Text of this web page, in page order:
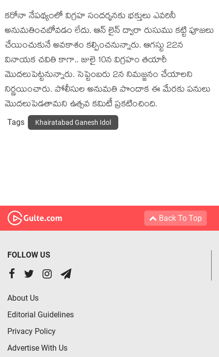
కరోనా నేపథ్యంలో విగ్రహ సందర్శనకు భక్తులు ఎవరినీ
అనుమతించబోవడం లేదు. ఆన్ లైన్ ద్వారా రుసుము కట్టి పూజలు
చేయించుకునే అవకాశం కల్పించనున్నారు. ఆగస్టు 22న
వినాయక చవితి కాగా.. జులై 10న విగ్రహం తయారీ
మొదలుపెట్టనున్నారు. సెప్టెంబరు 2న నిమజ్జనం చేయాలని
నిర్ణయించారు. పోలీసుల అనుమతి పొందాక ఈ మేరకు పనులు
మొదలుపెడతామని ఉత్సవ కమిటీ ప్రకటించింది.
Tags Khairatabad Ganesh Idol
Back To Top
FOLLOW US
About Us
Editorial Guidelines
Privacy Policy
Advertise With Us